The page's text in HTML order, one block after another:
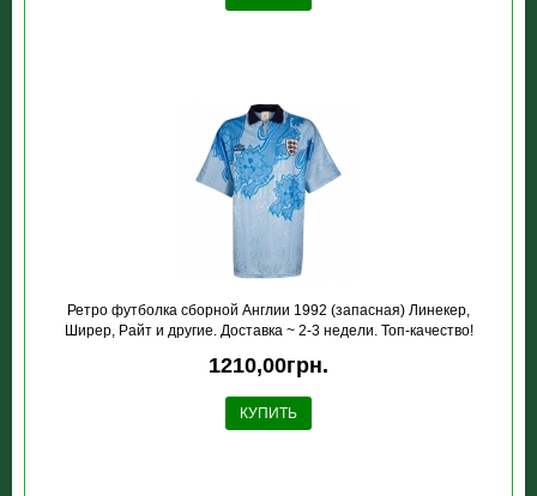
Ретро футболка сборной Англии 1992 (запасная) Линекер,
Ширер, Райт и другие. Доставка ~ 2-3 недели. Топ-качество!
1210,00грн.
КУПИТЬ